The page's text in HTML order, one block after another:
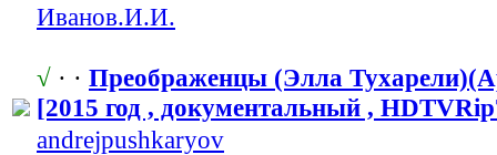
Иванов.И.И.
√ · · Преображенцы (Элла
[2015 год , документальн​ый ,
andrejpushka​ryov